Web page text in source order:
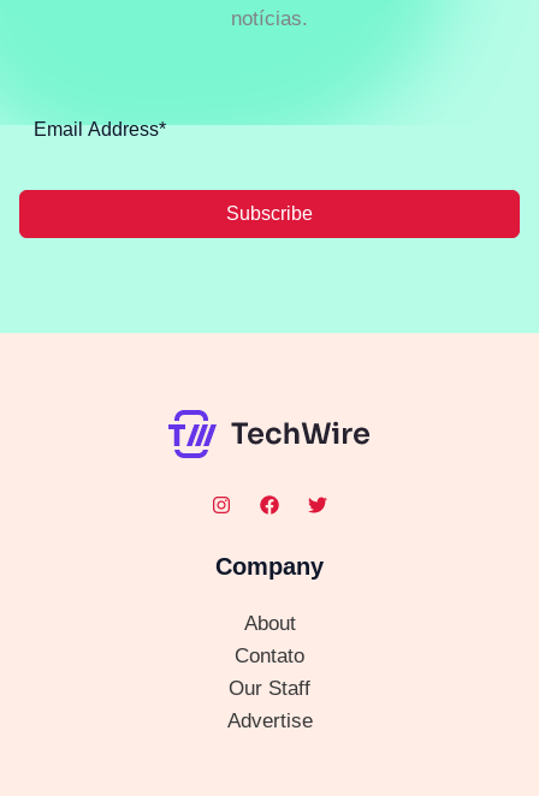
notícias.
Subscribe
Company
About
Contato
Our Staff
Advertise